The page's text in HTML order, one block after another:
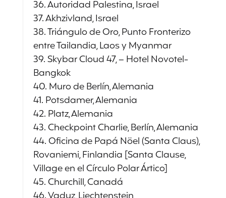
36. Autoridad Palestina, Israel
37. Akhzivland, Israel
38. Triángulo de Oro, Punto Fronterizo
entre Tailandia, Laos y Myanmar
39. Skybar Cloud 47, – Hotel Novotel-
Bangkok
40. Muro de Berlín, Alemania
41. Potsdamer, Alemania
42. Platz, Alemania
43. Checkpoint Charlie, Berlín, Alemania
44. Oficina de Papá Nöel (Santa Claus),
Rovaniemi, Finlandia [Santa Clause,
Village en el Círculo Polar Ártico]
45. Churchill, Canadá